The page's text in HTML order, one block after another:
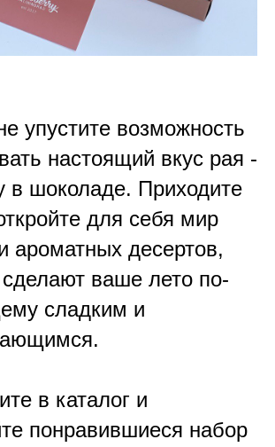
упустите возможность
настоящий вкус рая -
в шоколаде. Приходите
для себя мир
ароматных десертов,
ваше лето по-
сладким и
в каталог и
понравившиеся набор